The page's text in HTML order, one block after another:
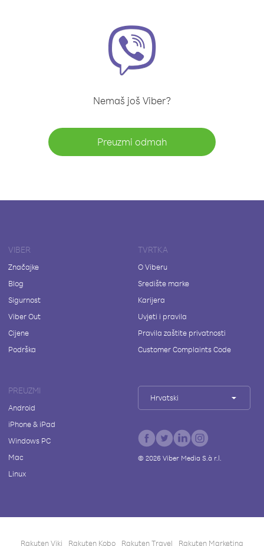
Nemaš još Viber?
Preuzmi odmah
VIBER
Značajke
Blog
Sigurnost
Viber Out
Cijene
Podrška
TVRTKA
O Viberu
Središte marke
Karijera
Uvjeti i pravila
Pravila zaštite privatnosti
Customer Complaints Code
PREUZMI
Android
iPhone & iPad
Windows PC
Mac
Linux
Hrvatski
© 2026Viber Media S.à r.l.
Rakuten Viki Rakuten Kobo Rakuten Travel Rakuten Marketing